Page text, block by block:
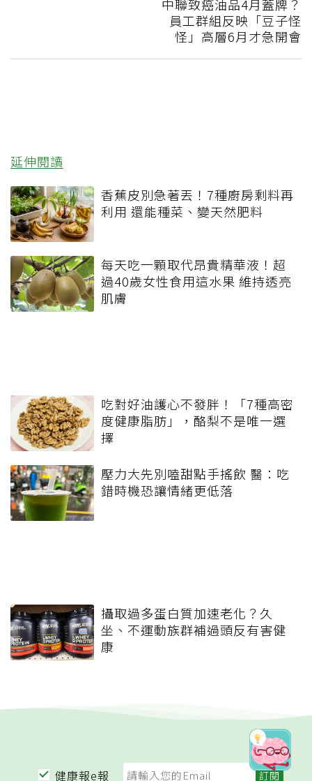
中聯致癌油品4月蓋牌？
員工群組反映「豆子怪
怪」高層6月才急開會
延伸閱讀
香蕉皮別急著丟！7種廚房剩料再
利用 還能種菜、變天然肥料
每天吃一顆取代昂貴精華液！超
過40歲女性食用這水果 維持透亮
肌膚
吃對好油護心不發胖！「7種高密
度健康脂肪」，酪梨不是唯一選
擇
壓力大先別嗑甜點手搖飲 醫：吃
錯時機恐讓情緒更低落
攝取過多蛋白質加速老化？久
坐、不運動族群補過頭反有害健
康
健康報e報